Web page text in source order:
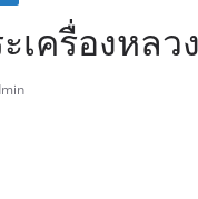
เครื่องหลว